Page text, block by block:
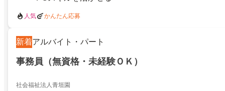
人気 かんたん応募
新着アルバイト・パート
事務員（無資格・未経験ＯＫ）
社会福祉法人青垣園